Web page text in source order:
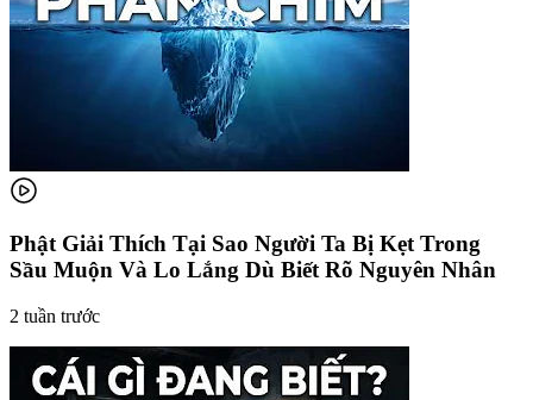
Phật Giải Thích Tại Sao Người Ta Bị Kẹt Trong
Sầu Muộn Và Lo Lắng Dù Biết Rõ Nguyên Nhân
2 tuần trước